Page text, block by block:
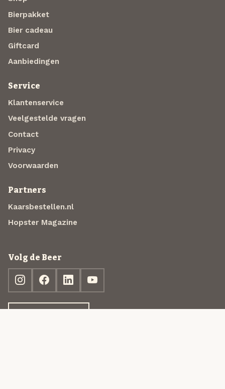
Bierpakket
Bier cadeau
Giftcard
Aanbiedingen
Service
Klantenservice
Veelgestelde vragen
Contact
Privacy
Voorwaarden
Partners
Kaarsbestellen.nl
Hopster Magazine
Volg de Beer